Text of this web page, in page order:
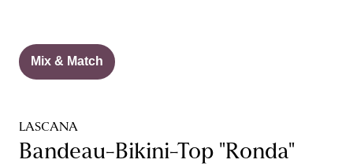
Mix & Match
LASCANA
Bandeau-Bikini-Top "Ronda"